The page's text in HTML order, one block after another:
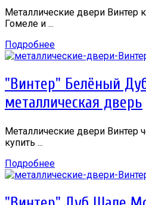
Металлические двери Винтер
Гомеле и ...
Подробнее
"Винтер" Белёный
металлическая дверь
Металлические двери Винтер
купить ...
Подробнее